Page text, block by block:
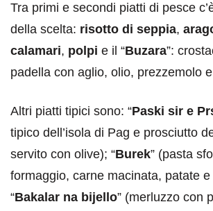
Tra primi e secondi piatti di pesce
della scelta: risotto di seppia,
calamari, polpi e il “Buzara”:
padella con aglio, olio, prezzemolo
Altri piatti tipici sono: “Paski sir e
tipico dell’isola di Pag e prosciutto
servito con olive); “Burek” (pasta
formaggio, carne macinata, patate
“Bakalar na bijello” (merluzzo con